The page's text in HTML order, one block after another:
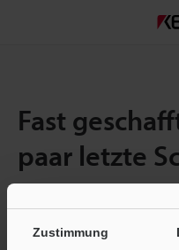
Zustimmung
Fast
paar letzte